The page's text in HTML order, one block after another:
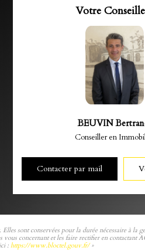
Votre
BEUVIN
Conseiller en
Contacter par mail
sont conservées pour la durée nécessaire à la
vous concernant et les faire rectifier en
: https://www.bloctel.gouv.fr/»